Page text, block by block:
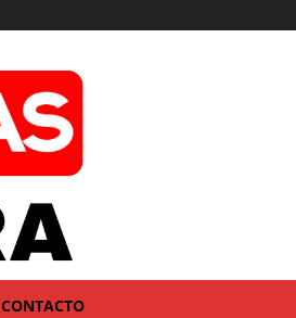
CONTACTO